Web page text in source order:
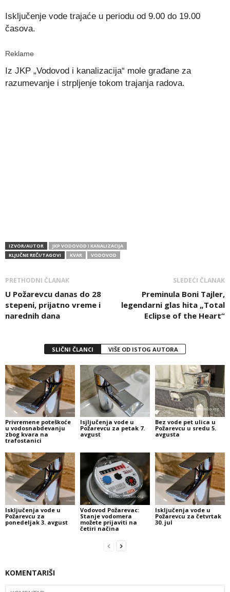
Isključenje vode trajaće u periodu od 9.00 do 19.00
časova.
Reklame
Iz JKP „Vodovod i kanalizacija“ mole građane za
razumevanje i strpljenje tokom trajanja radova.
IZVOR/AUTOR
JKP VODOVOD I KANALIZACIJA
KLJUČNE REČI/TAGOVI
KVAR VODOVOD
PRETHODNI ČLANAK
U Požarevcu danas do 28
stepeni, prijatno vreme i
narednih dana
SLEDEĆI ČLANAK
Preminula Boni Tajler,
legendarni glas hita „Total
Eclipse of the Heart“
SLIČNI ČLANCI VIŠE OD ISTOG AUTORA
Privremene poteškoće
u vodosnabdevanju
zbog kvara na
trafostanici
Isjljučenja vode u
Požarevcu za petak 7.
avgust
Bez vode pet ulica u
Požarevcu u sredu 5.
avgusta
Isključenja vode u
Požarevcu za
ponedeljak 3. avgust
Vodovod Požarevac:
Stanje vodomera
možete prijaviti na
četiri načina
Isključenja vode u
Požarevcu za četvrtak
30. jul
KOMENTARIŠI